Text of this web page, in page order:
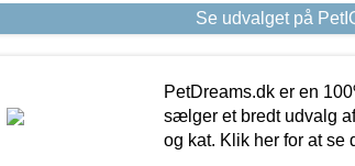
Se udvalget på
PetDreams.dk er en
sælger et bredt udvalg
og kat. Klik her for at se